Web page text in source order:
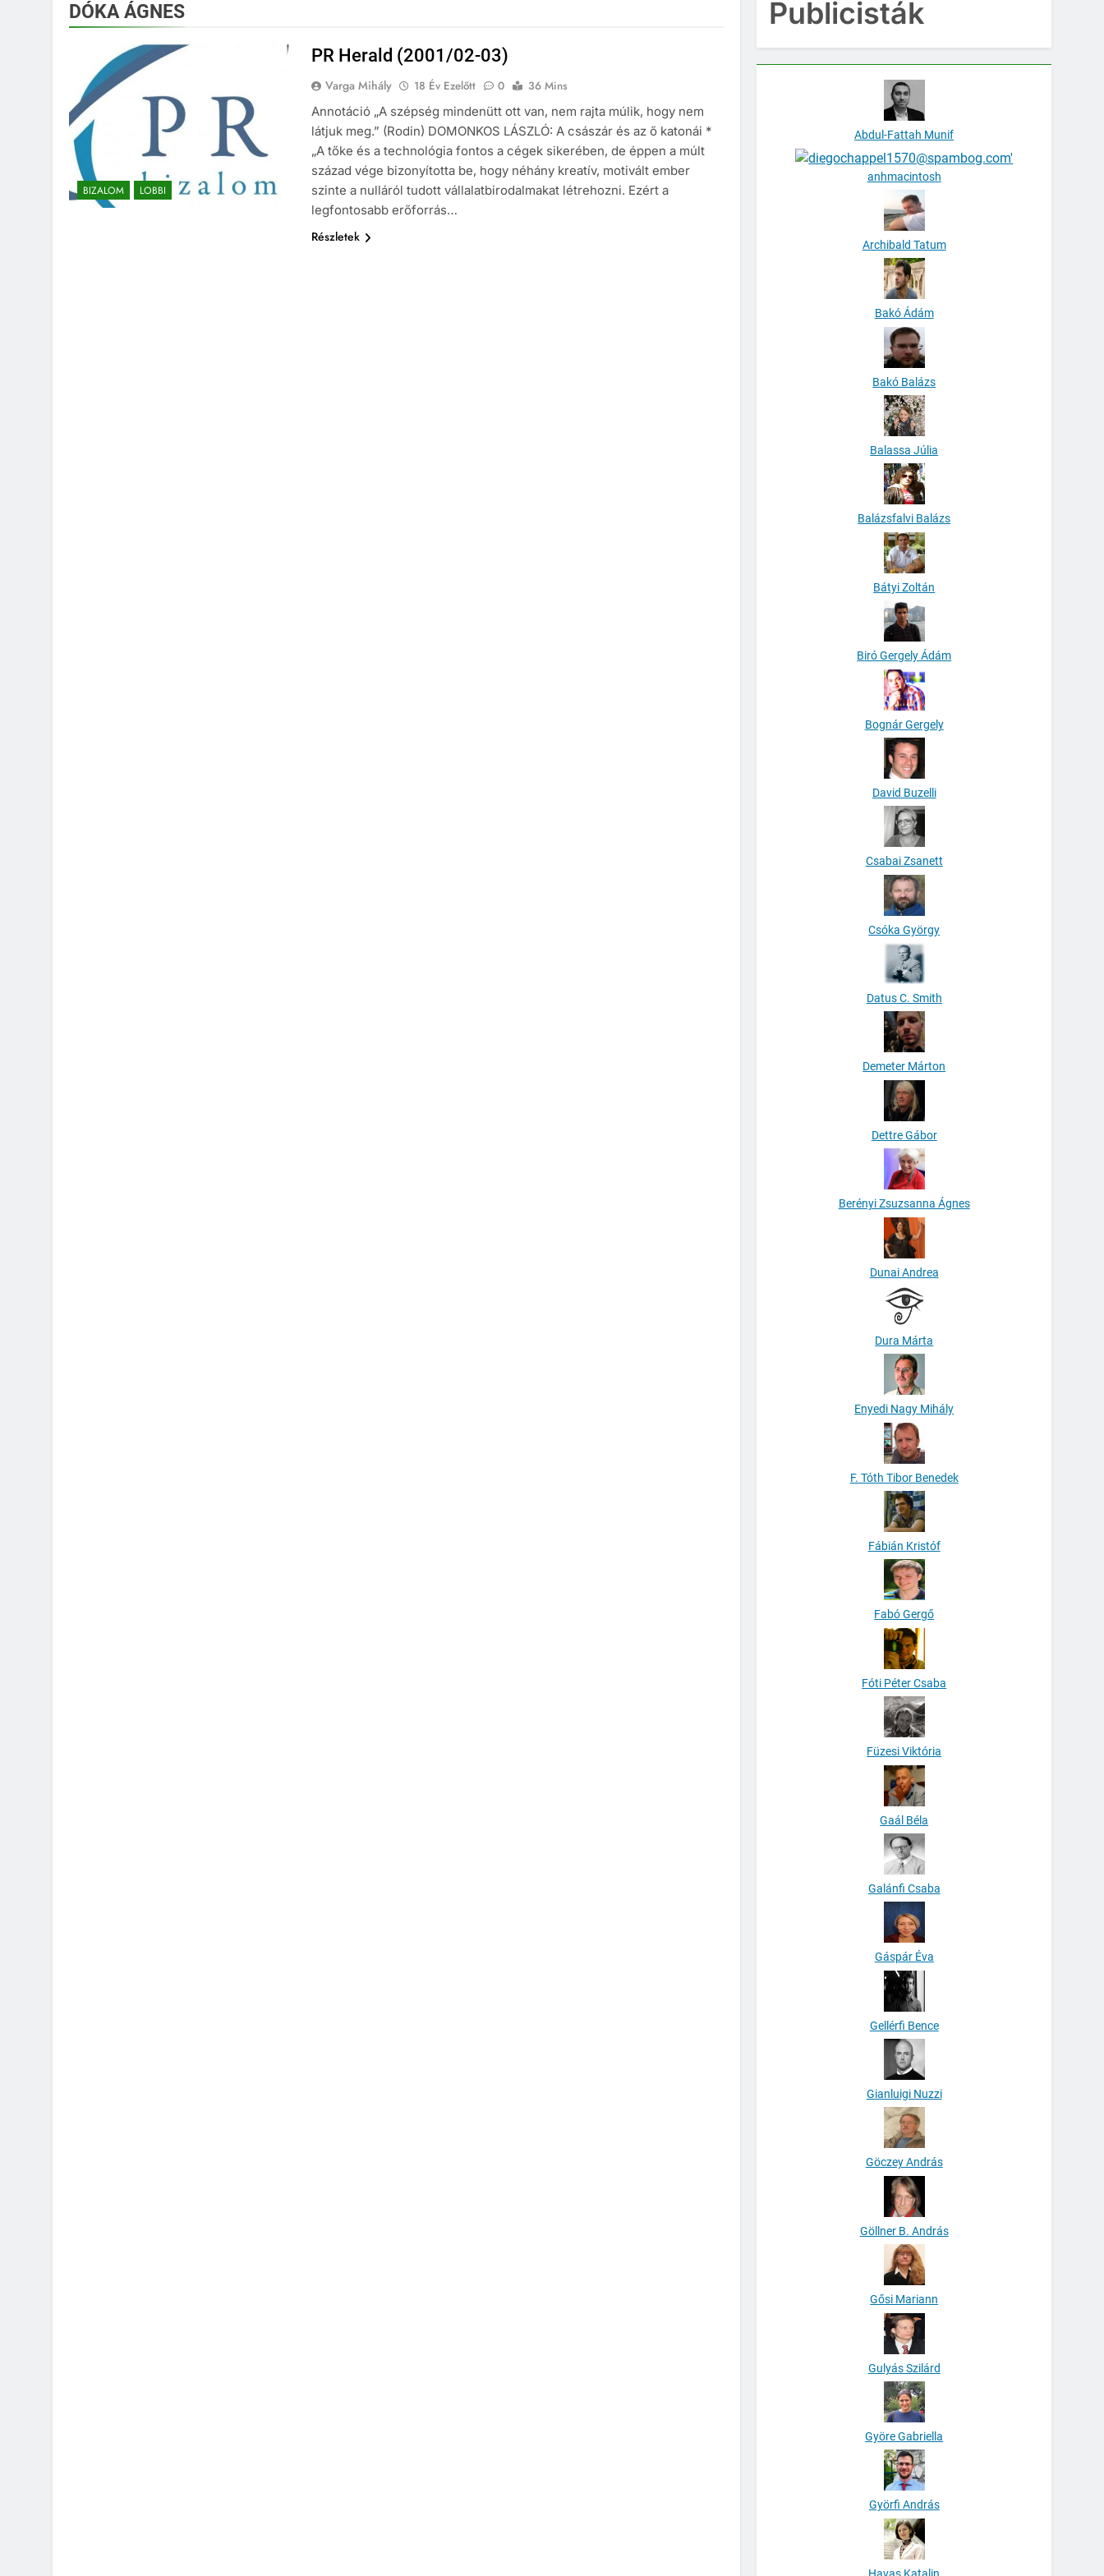
DÓKA ÁGNES
BIZALOM LOBBI
PR Herald (2001/02-03)
Varga Mihály 18 Év Ezelőtt 0
36 Mins
Annotáció „A szépség mindenütt ott van, nem rajta múlik, hogy nem
látjuk meg.” (Rodin) DOMONKOS LÁSZLÓ: A császár és az ő katonái *
„A tőke és a technológia fontos a cégek sikerében, de éppen a múlt
század vége bizonyította be, hogy néhány kreatív, motivált ember
szinte a nulláról tudott vállalatbirodalmakat létrehozni. Ezért a
legfontosabb erőforrás…
Részletek
Publicisták
Abdul-Fattah Munif
anhmacintosh
Archibald Tatum
Bakó Ádám
Bakó Balázs
Balassa Júlia
Balázsfalvi Balázs
Bátyi Zoltán
Biró Gergely Ádám
Bognár Gergely
David Buzelli
Csabai Zsanett
Csóka György
Datus C. Smith
Demeter Márton
Dettre Gábor
Berényi Zsuzsanna Ágnes
Dunai Andrea
Dura Márta
Enyedi Nagy Mihály
F. Tóth Tibor Benedek
Fábián Kristóf
Fabó Gergő
Fóti Péter Csaba
Füzesi Viktória
Gaál Béla
Galánfi Csaba
Gáspár Éva
Gellérfi Bence
Gianluigi Nuzzi
Göczey András
Göllner B. András
Gősi Mariann
Gulyás Szilárd
Györe Gabriella
Györfi András
Havas Katalin